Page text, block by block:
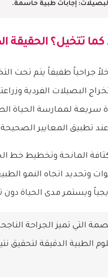
إجابات طبية حاسمة.
تتخيل؟ الحقيقة
جراحياً طفيفاً يتم تحت
البصيلات الفردية
سريعة لممارسة الحياة
المانحة وتخطيط خط
وتحديد اتجاه النمو
ويستمر مدى الحياة دون
التي تميز الجراحة
الطبية الدقيقة لتحقيق